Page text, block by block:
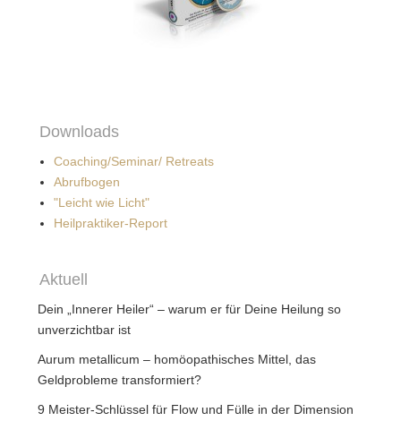
Downloads
Coaching/Seminar/ Retreats
Abrufbogen
"Leicht wie Licht"
Heilpraktiker-Report
Aktuell
Dein „Innerer Heiler“ – warum er für Deine Heilung so
unverzichtbar ist
Aurum metallicum – homöopathisches Mittel, das
Geldprobleme transformiert?
9 Meister-Schlüssel für Flow und Fülle in der Dimension